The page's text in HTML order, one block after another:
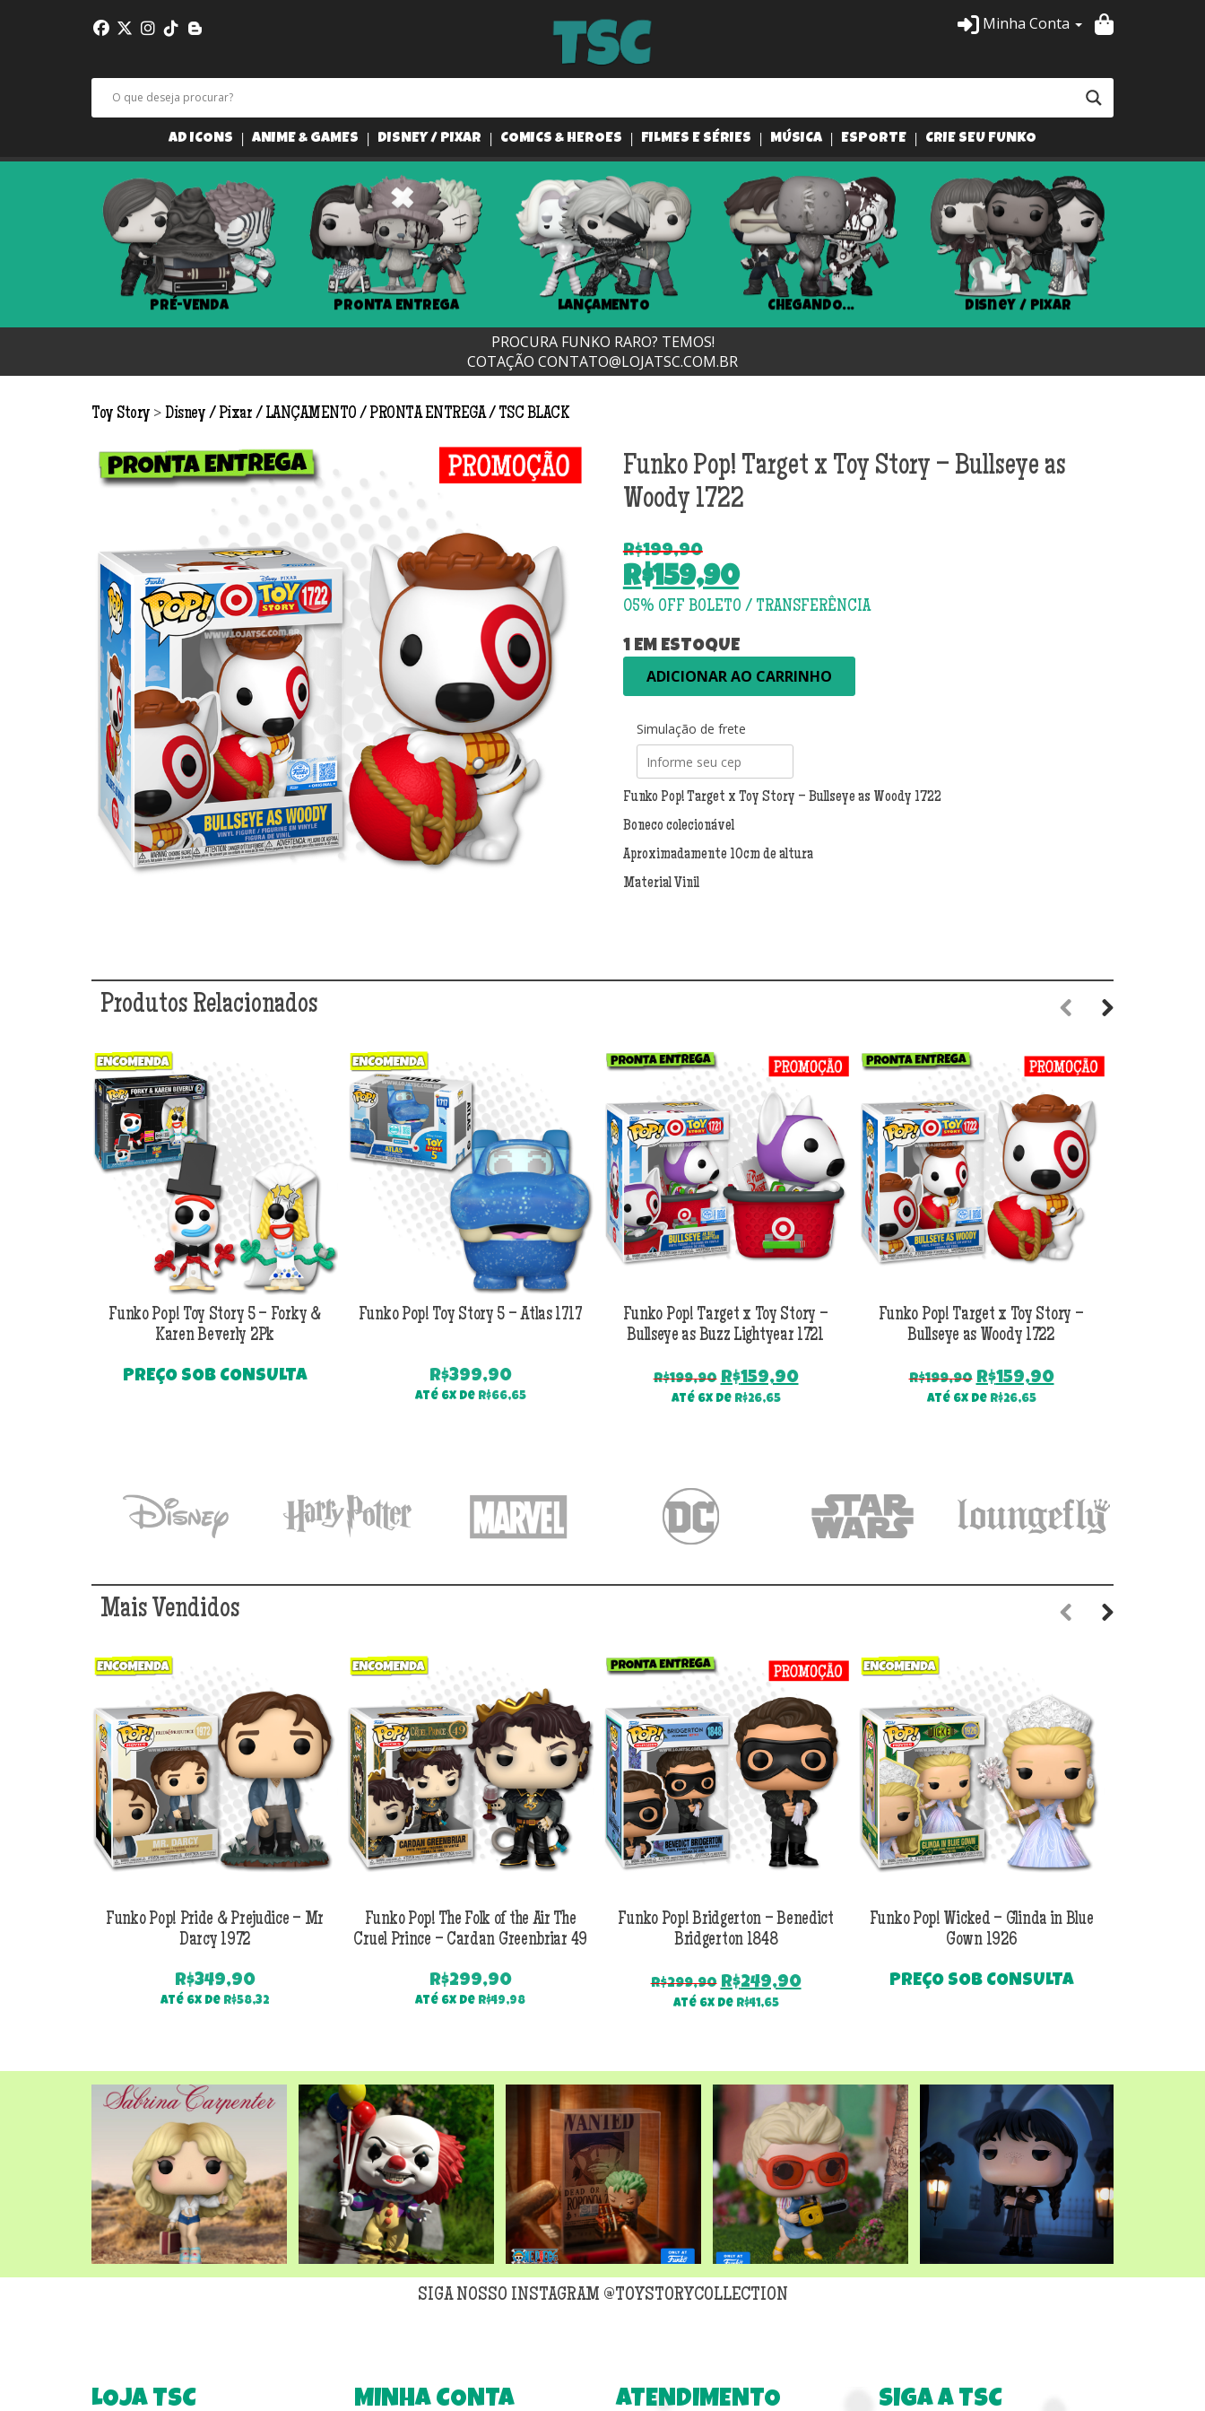
Minha Conta
AD ICONS ANIME & GAMES DISNEY / PIXAR COMICS & HEROES FILMES E SÉRIES MÚSICA ESPORTE CRIE SEU FUNKO
PRÉ-VENDA PRONTA ENTREGA LANÇAMENTO CHEGANDO... Disney / Pixar
PROCURA FUNKO RARO? TEMOS!
COTAÇÃO CONTATO@LOJATSC.COM.BR
Toy Story > Disney / Pixar LANÇAMENTO PRONTA ENTREGA TSC BLACK
Funko Pop! Target x Toy Story – Bullseye as
Woody 1722
R$199,90
O
preço
original
era:
R$199,90.
R$159,90
O
atual
é:
R$159,90.
1 EM ESTOQUE
Pop!
Toy
Story
Bullseye
as
Woody
1722
quantidade
ADICIONAR AO CARRINHO
Simulação de frete
Funko Pop! Target x Toy Story – Bullseye as Woody 1722
Boneco colecionável
Aproximadamente 10cm de altura
Material Vinil
Produtos Relacionados
Funko Pop! Toy Story 5 – Forky &
Karen Beverly 2Pk
PREÇO SOB CONSULTA
Funko Pop! Toy Story 5 – Atlas 1717
R$399,90
Até 6x de R$66,65
Funko Pop! Target x Toy Story –
Bullseye as Buzz Lightyear 1721
R$199,90 O
preço
R$159,90O
Até 6x de R$26,65
Funko Pop! Target x Toy Story –
Bullseye as Woody 1722
R$199,90 O
preço
R$159,90O
Até 6x de R$26,65
Mais Vendidos
Funko Pop! Pride & Prejudice – Mr
Darcy 1972
R$349,90
Até 6x de R$58,32
Funko Pop! The Folk of the Air The
Cruel Prince – Cardan Greenbriar 49
R$299,90
Até 6x de R$49,98
Funko Pop! Bridgerton – Benedict
Bridgerton 1848
R$299,90 O
preço
R$249,90O
Até 6x de R$41,65
Funko Pop! Wicked – Glinda in Blue
Gown 1926
PREÇO SOB CONSULTA
SIGA NOSSO INSTAGRAM @TOYSTORYCOLLECTION
LOJA TSC MINHA CONTA ATENDIMENTO SIGA A TSC